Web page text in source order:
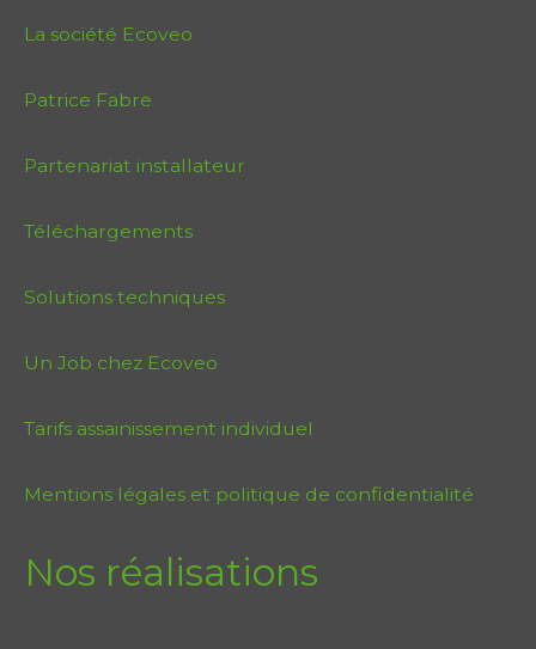
La société Ecoveo
Patrice Fabre
Partenariat installateur
Téléchargements
Solutions techniques
Un Job chez Ecoveo
Tarifs assainissement individuel
Mentions légales et politique de confidentialité
Nos réalisations